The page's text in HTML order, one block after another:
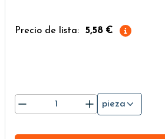
Precio de lista: 5,58 €
pieza